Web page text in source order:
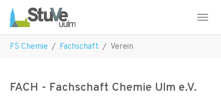
Skip to main navigation
Skip to main content
Skip to page footer
FS Chemie Fachschaft Verein
FACH - Fachschaft Chemie Ulm e.V.